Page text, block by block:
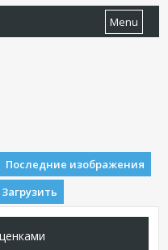
Menu
Последние изображения
Загрузить